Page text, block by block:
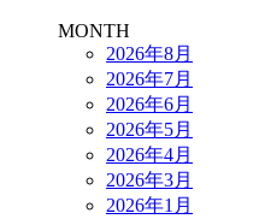
MONTH
2026年8月
2026年7月
2026年6月
2026年5月
2026年4月
2026年3月
2026年1月